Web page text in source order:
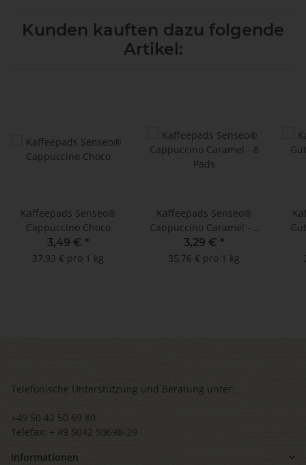
Kunden kauften dazu folgende
Artikel:
Kaffeepads Senseo®
Cappuccino Choco
3,49 € *
37,93 € pro 1 kg
Kaffeepads Senseo®
Cappuccino Caramel - 8
Pads
3,29 € *
35,76 € pro 1 kg
Telefonische Unterstützung und Beratung unter:
+49 50 42 50 69 80
Telefax: + 49 5042 50698-29
Informationen